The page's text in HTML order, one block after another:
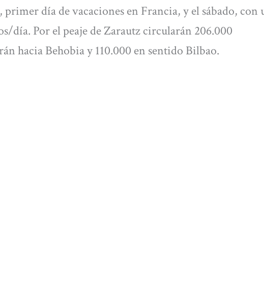
primer día de vacaciones en Francia, y el sábado, con
día. Por el peaje de Zarautz circularán 206.000
hacia Behobia y 110.000 en sentido Bilbao.